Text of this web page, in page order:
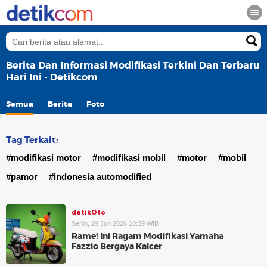
Berita Dan Informasi Modifikasi Terkini Dan Terbaru
Hari Ini - Detikcom
Semua Berita Foto
Tag Terkait:
#modifikasi motor #modifikasi mobil #motor
#mobil
#pamor
#indonesia automodified
detikOto
Senin, 29 Jun 2026 10:39 WIB
Rame! Ini Ragam Modifikasi Yamaha
Fazzio Bergaya Kalcer